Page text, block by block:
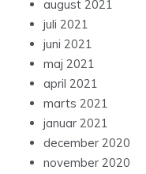
august 2021
juli 2021
juni 2021
maj 2021
april 2021
marts 2021
januar 2021
december 2020
november 2020